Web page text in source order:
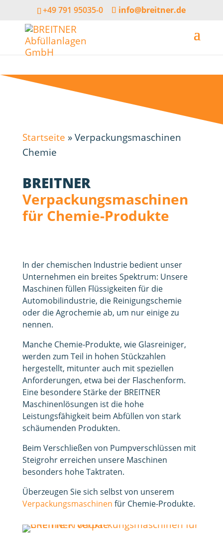
+49 791 95035-0 info@breitner.de
Startseite »Verpackungsmaschinen
Chemie
BREITNER
Verpackungs­maschinen
für Chemie-Produkte
In der chemischen Industrie bedient unser
Unternehmen ein breites Spektrum: Unsere
Maschinen füllen Flüssigkeiten für die
Automobilindustrie, die Reinigungschemie
oder die Agrochemie ab, um nur einige zu
nennen.
Manche Chemie-Produkte, wie Glasreiniger,
werden zum Teil in hohen Stückzahlen
hergestellt, mitunter auch mit speziellen
Anforderungen, etwa bei der Flaschenform.
Eine besondere Stärke der BREITNER
Maschinenlösungen ist die hohe
Leistungsfähigkeit beim Abfüllen von stark
schäumenden Produkten.
Beim Verschließen von Pumpverschlüssen mit
Steigrohr erreichen unsere Maschinen
besonders hohe Taktraten.
Überzeugen Sie sich selbst von unserem
Verpackungsmaschinen für Chemie-Produkte.